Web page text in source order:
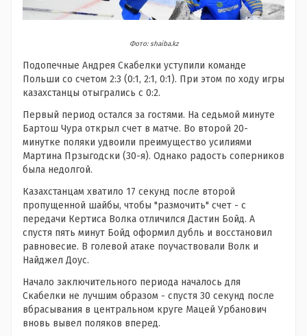
Фото: shaiba.kz
Подопечные Андрея Скабелки уступили команде
Польши со счетом 2:3 (0:1, 2:1, 0:1). При этом по ходу игры
казахстанцы отыгрались с 0:2.
Первый период остался за гостями. На седьмой минуте
Бартош Чура открыл счет в матче. Во второй 20-
минутке поляки удвоили преимущество усилиями
Мартина Прзыгодски (30-я). Однако радость соперников
была недолгой.
Казахстанцам хватило 17 секунд после второй
пропущенной шайбы, чтобы "размочить" счет - с
передачи Кертиса Волка отличился Дастин Бойд. А
спустя пять минут Бойд оформил дубль и восстановил
равновесие. В голевой атаке поучаствовали Волк и
Найджел Доус.
Начало заключительного периода началось для
Скабелки не лучшим образом - спустя 30 секунд после
вбрасывания в центральном круге Мацей Урбанович
вновь вывел поляков вперед.